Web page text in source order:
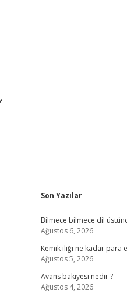
Sidebar
Son Yazılar
Bilmece bilmece dil
Ağustos 6, 2026
Kemik iliği ne kadar para
Ağustos 5, 2026
Avans bakiyesi nedir ?
Ağustos 4, 2026